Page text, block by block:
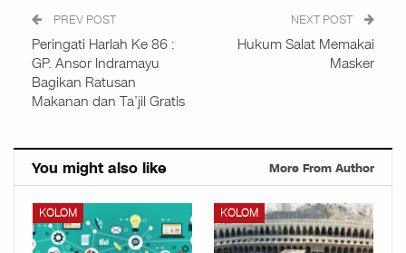
PREV POST
Peringati Harlah Ke 86 :
GP. Ansor Indramayu
Bagikan Ratusan
Makanan dan Ta’jil Gratis
NEXT POST
Hukum Salat Memakai
Masker
You might also like More From Author
KOLOM KOLOM